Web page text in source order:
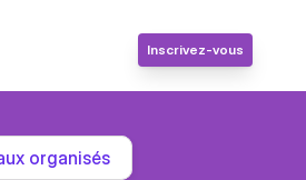
Inscrivez-vous
organisés